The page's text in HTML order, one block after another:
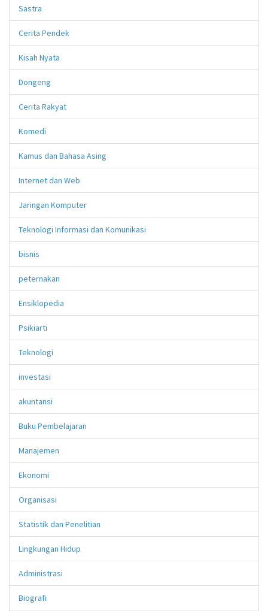
Sastra
Cerita Pendek
Kisah Nyata
Dongeng
Cerita Rakyat
Komedi
Kamus dan Bahasa Asing
Internet dan Web
Jaringan Komputer
Teknologi Informasi dan Komunikasi
bisnis
peternakan
Ensiklopedia
Psikiarti
Teknologi
investasi
akuntansi
Buku Pembelajaran
Manajemen
Ekonomi
Organisasi
Statistik dan Penelitian
Lingkungan Hidup
Administrasi
Biografi